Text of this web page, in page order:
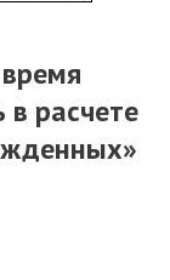
в расчете